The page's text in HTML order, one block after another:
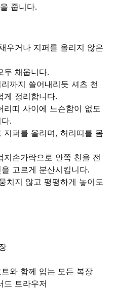
줍니다.
우거나 지퍼를 올리지 않은
두 채웁니다.
까지 쓸어내리듯 셔츠 천
게 정리합니다.
띠 사이에 느슨함이 없도
.
지퍼를 올리며, 허리띠를 몸
손가락으로 안쪽 천을 전
고르게 분산시킵니다.
치지 않고 평평하게 놓이도
와 함께 입는 모든 복장
드 트라우저